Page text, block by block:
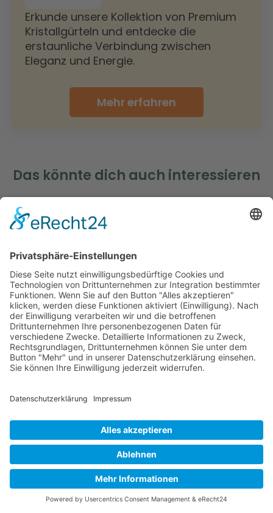
Erkunde unsere Kollektion von Premium
Kristallgürteln und entdecke die
erstaunliche Verbindung zwischen
Eleganz und Energie.
Mehr erfahren
Das könnte dich auch interessieren
Ernährung
Mit Wassermelonen abnehmen! Geht
das?
Die Wassermelonen-Diät erfreut sich
zunehmender Beliebtheit, da sie als effektiver
Weg gilt,[...]
Die perfekte Bikepacking-
Stauraumlösung: Warum die Wahl
zwischen Rahmentaschen und
Gepäckträgertaschen dein
Abenteuer entscheidet